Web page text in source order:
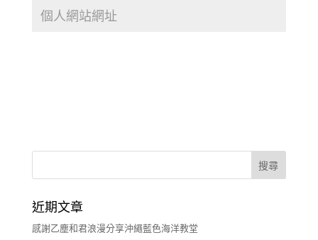
近期文章
感謝乙塵和君浪漫分享沖繩藍色海洋教堂